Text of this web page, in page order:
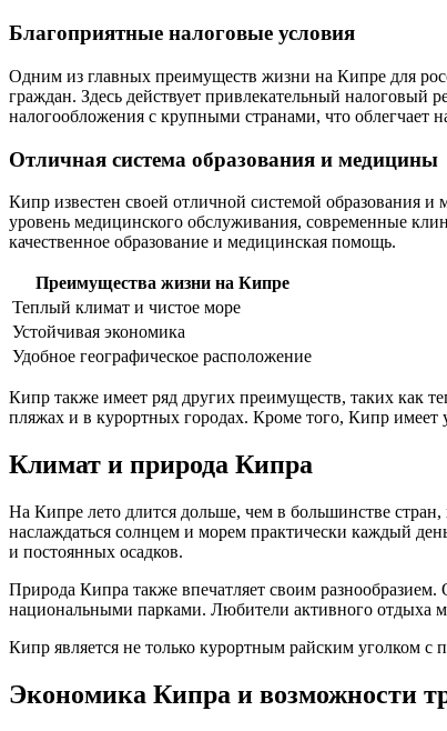
Благоприятные налоговые условия
Одним из главных преимуществ жизни на Кипре для
граждан. Здесь действует привлекательный
налогообложения с крупными странами, что облегчает
Отличная система образования и медицины
Кипр известен своей отличной системой образования
уровень медицинского обслуживания, современные
качественное образование и медицинская помощь.
Преимущества жизни на Кипре
Теплый климат и чистое море
Устойчивая экономика
Удобное географическое расположение
Кипр также имеет ряд других преимуществ, таких как
пляжах и в курортных городах. Кроме того, Кипр имеет
Климат и природа Кипра
На Кипре лето длится дольше, чем в большинстве стран,
наслаждаться солнцем и морем практически каждый
и постоянных осадков.
Природа Кипра также впечатляет своим
национальными парками. Любители активного отдыха
Кипр является не только курортным райским уголком
Экономика Кипра и возможности